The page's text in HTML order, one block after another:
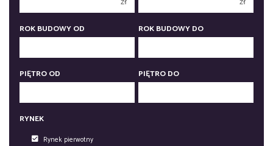
ROK BUDOWY OD ROK BUDOWY DO
PIĘTRO OD PIĘTRO DO
RYNEK
Rynek pierwotny